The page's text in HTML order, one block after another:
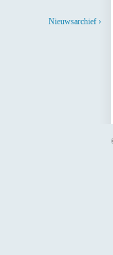
Nieuwsarchief ›